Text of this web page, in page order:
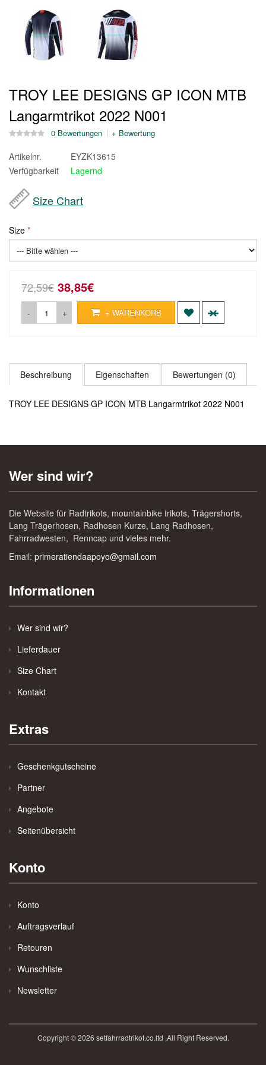
TROY LEE DESIGNS GP ICON MTB
Langarmtrikot 2022 N001
0 Bewertungen + Bewertung
Artikelnr.
EYZK13615
Verfügbarkeit
Lagernd
Size Chart
Size
72,59€ 38,85€
- + + WARENKORB
Beschreibung Eigenschaften Bewertungen (0)
TROY LEE DESIGNS GP ICON MTB Langarmtrikot 2022 N001
Wer sind wir?
Die Website für Radtrikots, mountainbike trikots, Trägershorts,
Lang Trägerhosen, Radhosen Kurze, Lang Radhosen,
Fahrradwesten, Renncap und vieles mehr.
Email: primeratiendaapoyo@gmail.com
Informationen
Wer sind wir?
Lieferdauer
Size Chart
Kontakt
Extras
Geschenkgutscheine
Partner
Angebote
Seitenübersicht
Konto
Konto
Auftragsverlauf
Retouren
Wunschliste
Newsletter
Copyright © 2026 setfahrradtrikot.co.ltd ,All Right Reserved.